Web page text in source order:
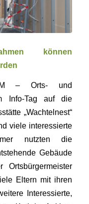
können
– Orts- und
Info-Tag auf die
„Wachtelnest“
viele interessierte
nutzten die
Gebäude
Ortsbürgermeister
Eltern mit ihren
Interessierte,